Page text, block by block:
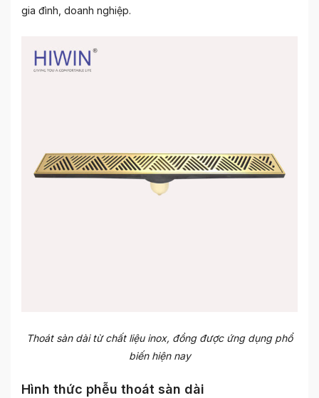
gia đình, doanh nghiệp.
Thoát sàn dài từ chất liệu inox, đồng được ứng dụng phổ
biến hiện nay
Hình thức phễu thoát sàn dài